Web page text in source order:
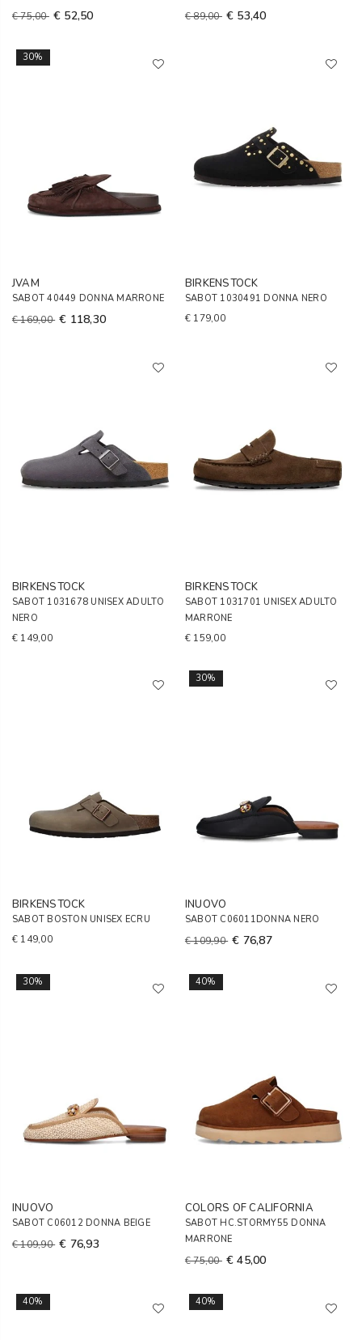
€ 75,00 € 52,50 € 89,00 € 53,40
30%
JVAM
SABOT 40449 DONNA MARRONE
€ 169,00 € 118,30
BIRKENSTOCK
SABOT 1030491 DONNA NERO
€ 179,00
BIRKENSTOCK
SABOT 1031678 UNISEX ADULTO
NERO
€ 149,00
BIRKENSTOCK
SABOT 1031701 UNISEX ADULTO
MARRONE
€ 159,00
BIRKENSTOCK
SABOT BOSTON UNISEX ECRU
€ 149,00
30%
INUOVO
SABOT C06011DONNA NERO
€ 109,90 € 76,87
30%
INUOVO
SABOT C06012 DONNA BEIGE
€ 109,90 € 76,93
40%
COLORS OF CALIFORNIA
SABOT HC.STORMY55 DONNA
MARRONE
€ 75,00 € 45,00
40% 40%